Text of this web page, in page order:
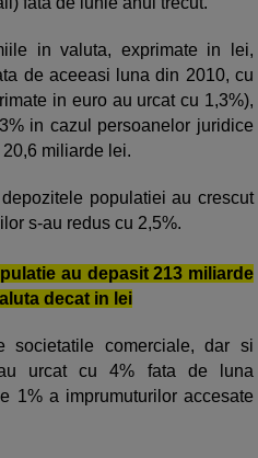
in valuta, exprimate in lei,
de aceeasi luna din 2010, cu
in euro au urcat cu 1,3%),
in cazul persoanelor juridice
miliarde lei.
populatiei au crescut
s-au redus cu 2,5%.
au depasit 213 miliarde
decat in lei
societatile comerciale, dar si
urcat cu 4% fata de luna
1% a imprumuturilor accesate